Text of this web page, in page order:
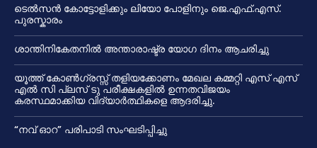
ടെൽസൻ കോട്ടോളിക്കും ലിയോ പോളിനും ജെ.എഫ്.എസ്.
പുരസ്കാരം
ശാന്തിനികേതനിൽ അന്താരാഷ്ട്ര യോഗ ദിനം ആചരിച്ചു
യൂത്ത് കോൺഗ്രസ്സ് തളിയക്കോണം മേഖല കമ്മറ്റി എസ് എസ്
എൽ സി പ്ലസ് ടു പരീക്ഷകളിൽ ഉന്നതവിജയം
കരസ്ഥമാക്കിയ വിദ്യാർത്ഥികളെ ആദരിച്ചു.
“നവ് ഓറ” പരിപാടി സംഘടിപ്പിച്ചു